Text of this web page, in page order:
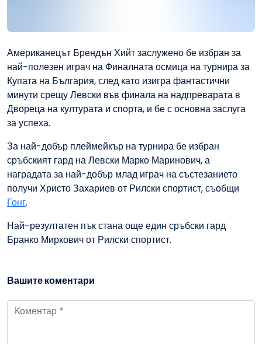
Американецът Брендън Хийт заслужено бе избран за
най-полезен играч на Финалната осмица на турнира за
Купата на България, след като изигра фантастични
минути срещу Левски във финала на надпреварата в
Двореца на културата и спорта, и бе с основна заслуга
за успеха.
За най-добър плеймейкър на турнира бе избран
сръбският гард на Левски Марко Маринович, а
наградата за най-добър млад играч на състезанието
получи Христо Захариев от Рилски спортист, съобщи
Гонг.
Най-резултатен пък стана още един сръбски гард
Бранко Миркович от Рилски спортист.
Вашите коментари